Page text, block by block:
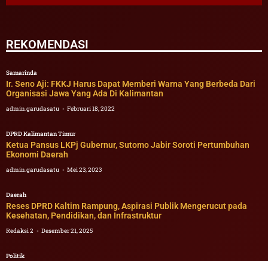
REKOMENDASI
Samarinda
Ir. Seno Aji: FKKJ Harus Dapat Memberi Warna Yang Berbeda Dari
Organisasi Jawa Yang Ada Di Kalimantan
admin.garudasatu Februari 18, 2022
DPRD Kalimantan Timur
Ketua Pansus LKPj Gubernur, Sutomo Jabir Soroti Pertumbuhan
Ekonomi Daerah
admin.garudasatu Mei 23, 2023
Daerah
Reses DPRD Kaltim Rampung, Aspirasi Publik Mengerucut pada
Kesehatan, Pendidikan, dan Infrastruktur
Redaksi 2 Desember 21, 2025
Politik